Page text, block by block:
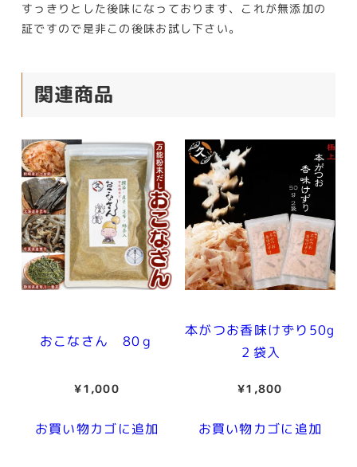
すっきりとした後味になっております、これが無添加の
証ですので是非この後味お試し下さい。
関連商品
おこなさん 80ｇ
¥1,000
お買い物カゴに追加
本がつお香味けずり50g
２袋入
¥1,800
お買い物カゴに追加